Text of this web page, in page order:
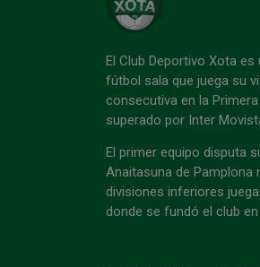
El Club Deportivo Xota
fútbol sala que juega su
consecutiva en la
superado por Inter
El primer equipo disputa
Anaitasuna de Pamplona
divisiones inferiores
donde se fundó el club en